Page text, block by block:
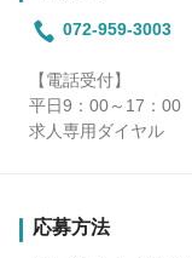
072-959-3003
【電話受付】
平日9：00～17：00
求人専用ダイヤル
応募方法